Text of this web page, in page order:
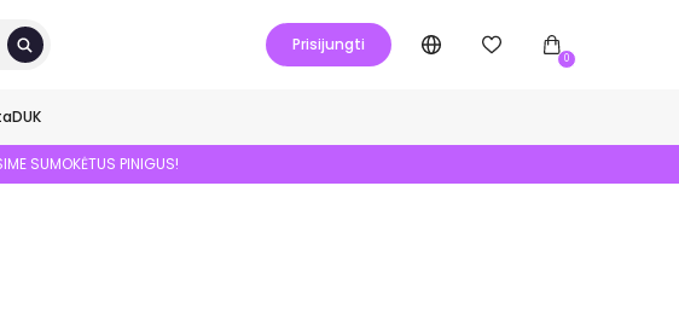
Prisijungti
0
DUK
SUMOKĖTUS PINIGUS!